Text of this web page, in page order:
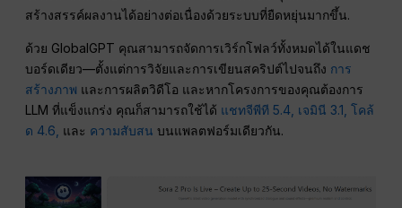
สร้างสรรค์ผลงานได้อย่างต่อเนื่องด้วยระบบที่ยืดหยุ่นมากขึ้น.
ด้วย GlobalGPT คุณสามารถจัดการเวิร์กโฟลว์ทั้งหมดได้ในแดช
บอร์ดเดียว—ตั้งแต่การวิจัยและการเขียนสคริปต์ไปจนถึง การ
สร้างภาพ และการผลิตวิดีโอ และหากโครงการของคุณต้องการ
LLM ที่แข็งแกร่ง คุณก็สามารถใช้ได้ แชทจีพีที 5.4, เจมินี 3.1, โคล้
ด 4.6, และ ความสับสน บนแพลตฟอร์มเดียวกัน.